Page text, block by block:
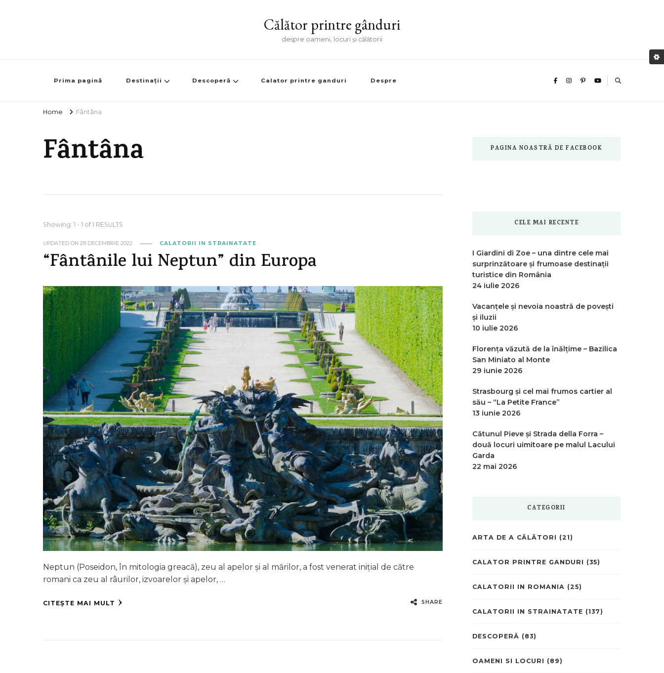
Călător printre gânduri
despre oameni, locuri și călătorii
Prima pagină Destinații Descoperă Calator printre ganduri Despre
Home Fântâna
Fântâna
Showing: 1 - 1 of 1 RESULTS
UPDATED ON 29 DECEMBRIE 2022 CALATORII IN STRAINATATE
“Fântânile lui Neptun” din Europa
Neptun (Poseidon, în mitologia greacă), zeu al apelor și al mărilor, a fost venerat inițial de către
romani ca zeu al râurilor, izvoarelor și apelor, …
CITEȘTE MAI MULT SHARE
PAGINA NOASTRĂ DE FACEBOOK
CELE MAI RECENTE
I Giardini di Zoe – una dintre cele mai
surprinzătoare și frumoase destinații
turistice din România
24 iulie 2026
Vacanțele și nevoia noastră de povești
și iluzii
10 iulie 2026
Florența văzută de la înălțime – Bazilica
San Miniato al Monte
29 iunie 2026
Strasbourg și cel mai frumos cartier al
său – “La Petite France”
13 iunie 2026
Cătunul Pieve și Strada della Forra –
două locuri uimitoare pe malul Lacului
Garda
22 mai 2026
CATEGORII
ARTA DE A CĂLĂTORI (21)
CALATOR PRINTRE GANDURI (35)
CALATORII IN ROMANIA (25)
CALATORII IN STRAINATATE (137)
DESCOPERĂ (83)
OAMENI SI LOCURI (89)